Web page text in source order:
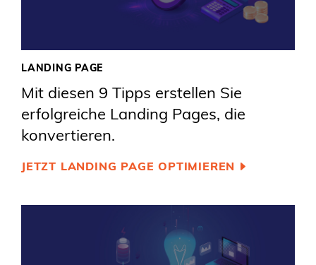
LANDING PAGE
Mit diesen 9 Tipps erstellen Sie
erfolgreiche Landing Pages, die
konvertieren.
JETZT LANDING PAGE OPTIMIEREN